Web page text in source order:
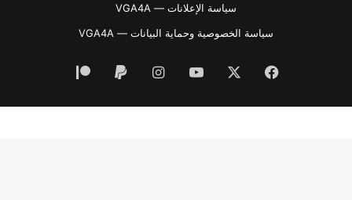
سياسة الإعلانات — VGA4A
سياسة الخصوصية وحماية البيانات — VGA4A
فيسبوك ‫YouTubeانستقرام
‏Paypal
‫Patreon